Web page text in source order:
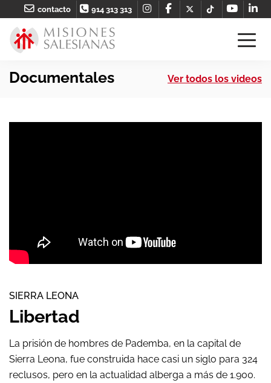
contacto 914 313 313
Documentales Ver todos los videos
SIERRA LEONA
Libertad
La prisión de hombres de Pademba, en la capital de
Sierra Leona, fue construida hace casi un siglo para 324
reclusos, pero en la actualidad alberga a más de 1.900.